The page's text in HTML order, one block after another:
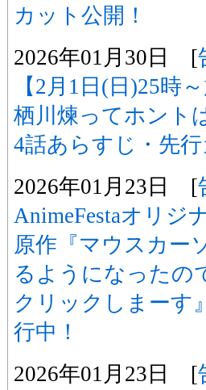
カット公開！
2026年01月30日 [
【2月1日(日)25時
栖川煉ってホント
4話あらすじ・先
2026年01月23日 [
AnimeFestaオリジ
原作『マウスカー
るようになったの
クリックしまーす
行中！
2026年01月23日 [